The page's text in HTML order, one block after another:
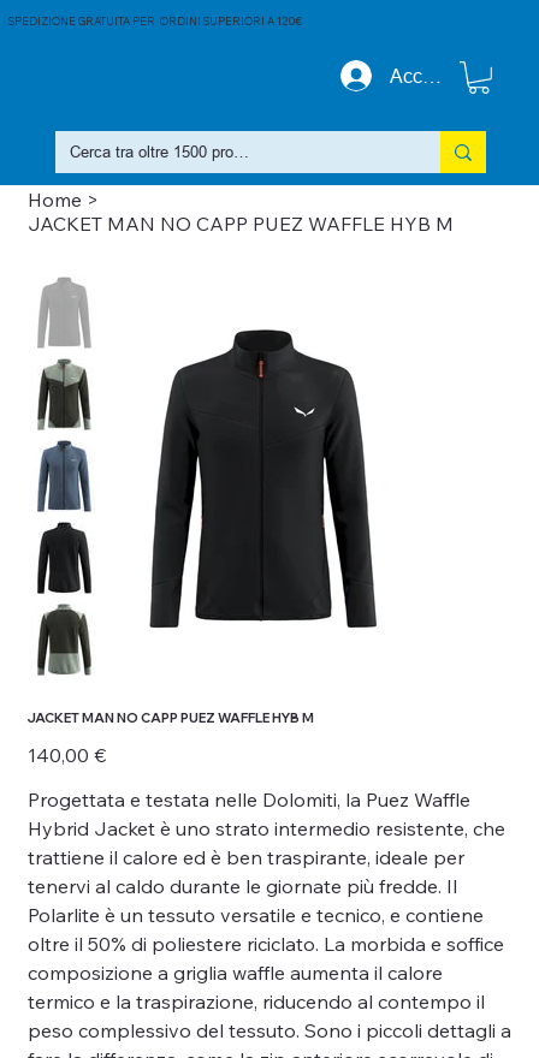
Accedi
SPEDIZIONE GRATUITA PER ORDINI SUPERIORI A 120€
Home >
JACKET MAN NO CAPP PUEZ WAFFLE HYB M
JACKET MAN NO CAPP PUEZ WAFFLE HYB M
Prezzo
140,00 €
Progettata e testata nelle Dolomiti, la Puez Waffle
Hybrid Jacket è uno strato intermedio resistente, che
trattiene il calore ed è ben traspirante, ideale per
tenervi al caldo durante le giornate più fredde. Il
Polarlite è un tessuto versatile e tecnico, e contiene
oltre il 50% di poliestere riciclato. La morbida e soffice
composizione a griglia waffle aumenta il calore
termico e la traspirazione, riducendo al contempo il
peso complessivo del tessuto. Sono i piccoli dettagli a